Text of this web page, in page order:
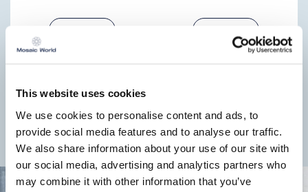
This website uses cookies
We use cookies to personalise content and ads, to
provide social media features and to analyse our traffic.
We also share information about your use of our site with
our social media, advertising and analytics partners who
may combine it with other information that you’ve